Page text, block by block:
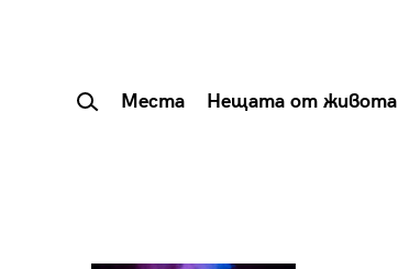
Места Нещата от живота